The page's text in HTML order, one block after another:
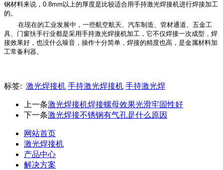
钢材料来说，0.8mm以上的厚度是比较适合用手持激光焊接机进行焊接加工
的。
在现在的工业发展中，一些航空航天、汽车制造、管材通道、五金工
具、门窗扶手行业都是采用手持激光焊接机加工，它不仅焊接一次成型，焊
接效果好，也没什么噪音，操作十分简单，焊接的精度也高，是金属材料加
工常备利器。
标签: 激光焊接机 手持激光焊接机 手持激光焊
上一条激光焊接机焊接螺母效果光滑牢固性好
下一条激光焊接不锈钢有气孔是什么原因
网站首页
激光焊接机
产品中心
解决方案